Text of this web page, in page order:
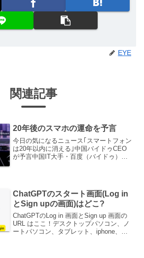
EYE
関連記事
20年後のスマホの運命を予言
今日の気になるニュース｢スマートフォン
は20年以内に消える｣中国バイドゥCEO
が予言中国IT大手・百度（バイドゥ）創
ChatGPTのスタート画面(Log in
とSign upの画面)はどこ?
ChatGPTのLog in 画面とSign up 画面の
URL はここ！デスクトップパソコン、ノ
ートパソコン、タブレット、iphone、